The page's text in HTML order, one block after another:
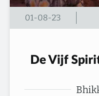
01-08-23
De Vijf